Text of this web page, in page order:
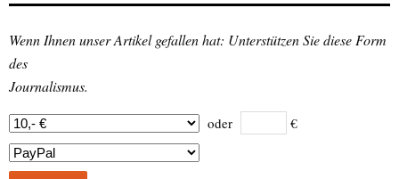
Wenn Ihnen unser Artikel gefallen hat: Unterstützen Sie diese Form
des
Journalismus.
oder €